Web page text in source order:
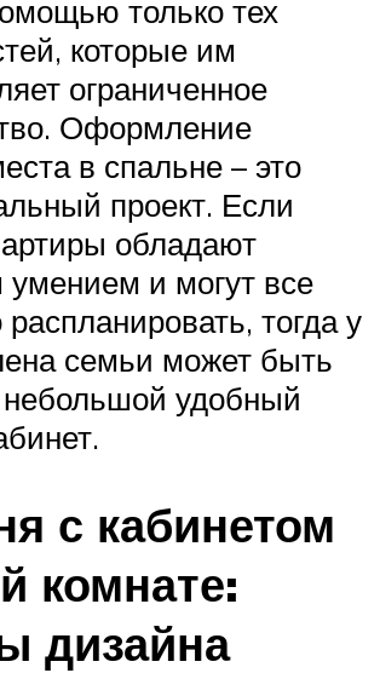
только тех
которые им
ограниченное
Оформление
в спальне – это
проект. Если
обладают
умением и могут все
тогда у
семьи может быть
небольшой удобный
с кабинетом
комнате:
дизайна